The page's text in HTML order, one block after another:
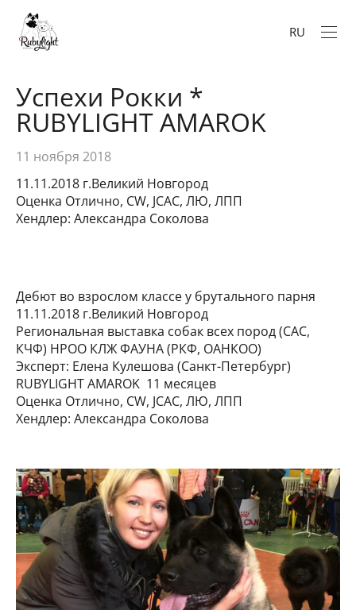
RU
Успехи Рокки *
RUBYLIGHT AMAROK
11 ноября 2018
11.11.2018 г.Великий Новгород
Оценка Отлично, CW, JCAC, ЛЮ, ЛПП
Хендлер: Александра Соколова
Дебют во взрослом классе у брутального парня
11.11.2018 г.Великий Новгород
Региональная выставка собак всех пород (САС,
КЧФ) НРОО КЛЖ ФАУНА (РКФ, ОАНКОО)
Эксперт: Елена Кулешова (Санкт-Петербург)
RUBYLIGHT AMAROK 11 месяцев
Оценка Отлично, CW, JCAC, ЛЮ, ЛПП
Хендлер: Александра Соколова